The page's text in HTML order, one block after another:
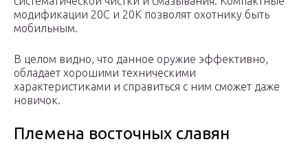
модификации 20С и 20К позволят охотнику быть
мобильным.
В целом видно, что данное оружие эффективно,
обладает хорошими техническими
характеристиками и справиться с ним сможет даже
новичок.
Племена восточных славян